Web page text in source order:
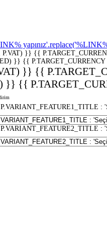
P.VAT) }} {{
}} {{
}} {{
}} {{
:
: